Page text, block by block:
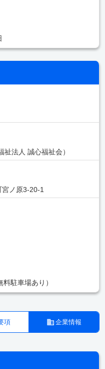
祉法人 誠心福祉会）
ノ原3-20-1
駐車場あり）
項 企業情報